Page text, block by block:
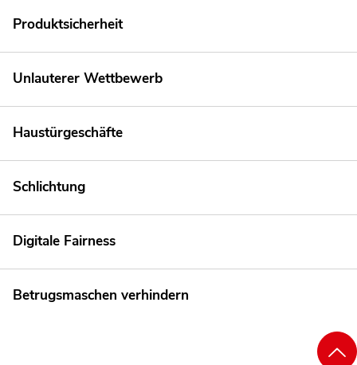
Produktsicherheit
Unlauterer Wettbewerb
Haustürgeschäfte
Schlichtung
Digitale Fairness
Betrugsmaschen verhindern